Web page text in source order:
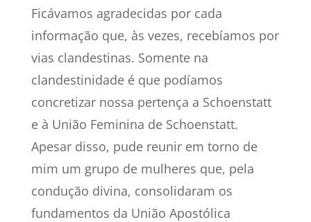
Ficávamos agradecidas por cada
informação que, às vezes, recebíamos por
vias clandestinas. Somente na
clandestinidade é que podíamos
concretizar nossa pertença a Schoenstatt
e à União Feminina de Schoenstatt.
Apesar disso, pude reunir em torno de
mim um grupo de mulheres que, pela
condução divina, consolidaram os
fundamentos da União Apostólica